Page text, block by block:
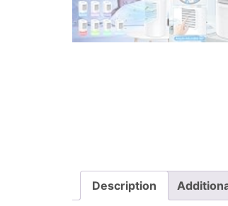
Description